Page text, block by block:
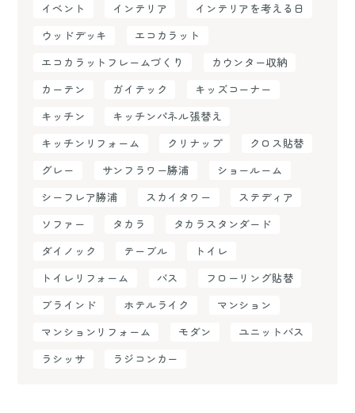
イベント
インテリア
インテリアを考える日
ウッドデッキ
エコカラット
エコカラットフレームづくり
カウンター収納
カーテン
ガイテック
キッズコーナー
キッチン
キッチンパネル張替え
キッチンリフォーム
クリナップ
クロス貼替
グレー
サンフラワー勝浦
ショールーム
シーフレア勝浦
スカイタワー
ステディア
ソファー
タカラ
タカラスタンダード
ダイノック
テーブル
トイレ
トイレリフォーム
バス
フローリング貼替
ブラインド
ホテルライク
マンション
マンションリフォーム
モダン
ユニットバス
ラシッサ
ラジコンカー